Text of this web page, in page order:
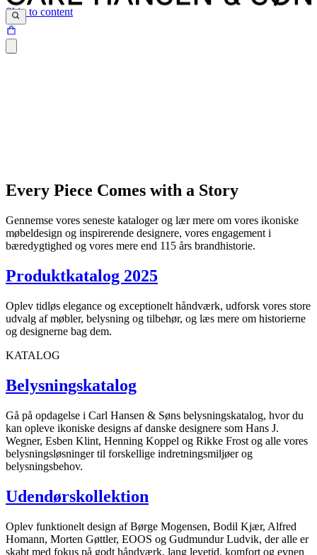
Skip to content
Every Piece Comes with a Story
Gennemse vores seneste kataloger og lær mere om vores ikoniske
møbeldesign og inspirerende designere, vores engagement i
bæredygtighed og vores mere end 115 års brandhistorie.
Produktkatalog 2025
Oplev tidløs elegance og exceptionelt håndværk, udforsk vores store
udvalg af møbler, belysning og tilbehør, og læs mere om historierne
og designerne bag dem.
KATALOG
Belysningskatalog
Gå på opdagelse i Carl Hansen & Søns belysningskatalog, hvor du
kan opleve ikoniske designs af danske designere som Hans J.
Wegner, Esben Klint, Henning Koppel og Rikke Frost og alle vores
belysningsløsninger til forskellige indretningsmiljøer og
belysningsbehov.
Udendørskollektion
Oplev funktionelt design af Børge Mogensen, Bodil Kjær, Alfred
Homann, Morten Gøttler, EOOS og Gudmundur Ludvik, der alle er
skabt med fokus på godt håndværk, lang levetid, komfort og evnen